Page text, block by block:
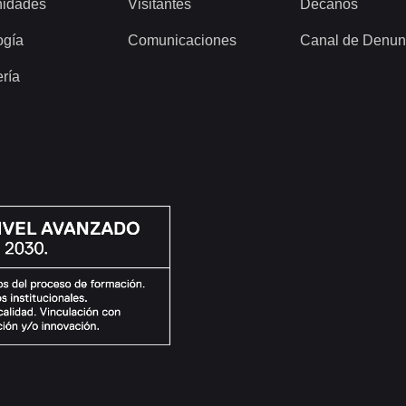
Visitantes
Comunicaciones
Decanos
Canal de